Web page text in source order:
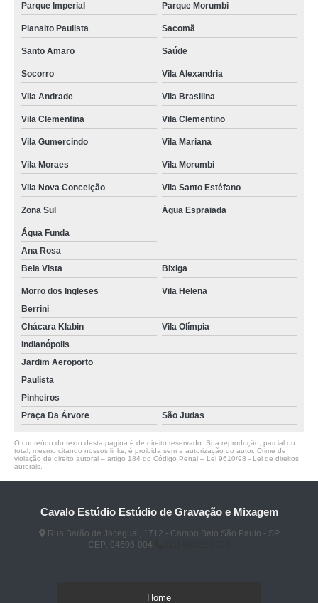
Parque Imperial Parque Morumbi
Planalto Paulista Sacomã
Santo Amaro Saúde
Socorro Vila Alexandria
Vila Andrade Vila Brasilina
Vila Clementina Vila Clementino
Vila Gumercindo Vila Mariana
Vila Moraes Vila Morumbi
Vila Nova Conceição Vila Santo Estéfano
Zona Sul Água Espraiada
Água Funda
Ana Rosa
Bela Vista
Bixiga
Morro dos Ingleses
Vila Helena
Berrini
Chácara Klabin
Vila Olímpia
Indianópolis
Jardim Aeroporto
Paulista
Pinheiros
Praça Da Árvore
São Judas
O conteúdo do texto desta página é de direito reservado. Sua reprodução, parcial ou
total, mesmo citando nossos links, é proibida sem a autorização do autor. Crime de
violação de direito autoral – artigo 184 do Código Penal – Lei 9610/98 - Lei de direitos
autorais
Cavalo Estúdio Estúdio de Gravação e Mixagem
Rua Barão de Jaceguai, 1712 - Campo Belo São Paulo - SP
CEP: 04606-004
Home